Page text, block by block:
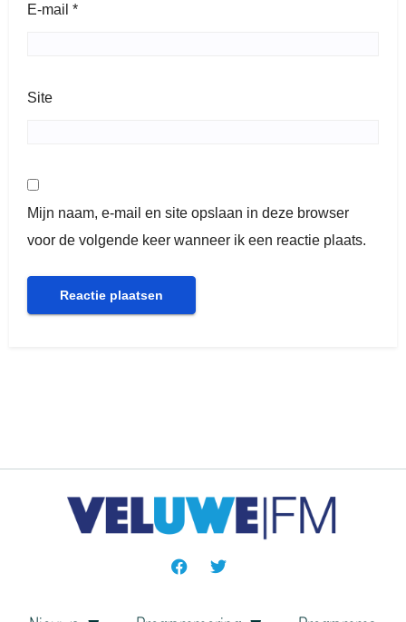
E-mail *
Site
Mijn naam, e-mail en site opslaan in deze browser
voor de volgende keer wanneer ik een reactie plaats.